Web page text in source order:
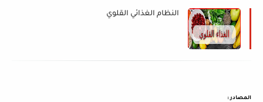
النظام الغذائي القلوي
المصادر :